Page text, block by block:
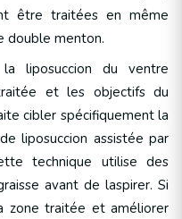
être traitées en même
double menton.
liposuccion du ventre
et les objectifs du
cibler spécifiquement la
liposuccion assistée par
technique utilise des
avant de laspirer. Si
zone traitée et améliorer